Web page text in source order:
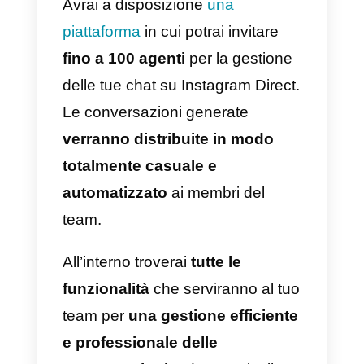
Inoltre, dovrai
selezionare i tuoi
posizionamenti, nel feed e nelle
storie, ed a seconda del
posizionamentocreare un
contenuto adeguato e del
formato corretto. Questo
passaggio è fondamentale,
poiché la foto o il video che
ad impostare sarà determinante
per il successo della tua
inserzione. Cerca quindi di creare